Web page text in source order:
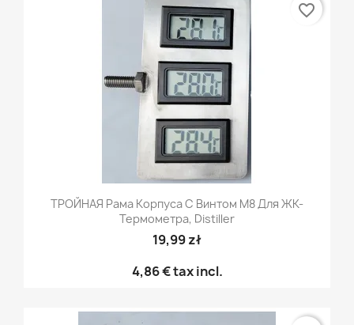
ТРОЙНАЯ Рама Корпуса С Винтом M8 Для ЖК-
Термометра, Distiller
19,99 zł
4,86 €tax incl.
favorite_border